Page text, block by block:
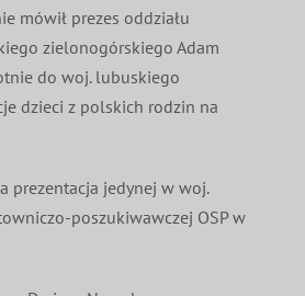
mówił prezes oddziału
zielonogórskiego Adam
do woj. lubuskiego
dzieci z polskich rodzin na
prezentacja jedynej w woj.
poszukiwawczej OSP w